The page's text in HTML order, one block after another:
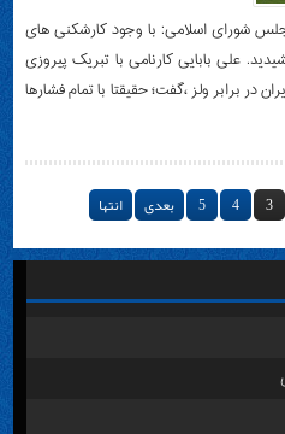
شورای اسلامی: با وجود کارشکنی های
علی بابایی کارنامی با تبریک پیروزی
در برابر ولز ،گفت؛ حقیقتا با تمام فشارها
3
4
5 بعدی انتها